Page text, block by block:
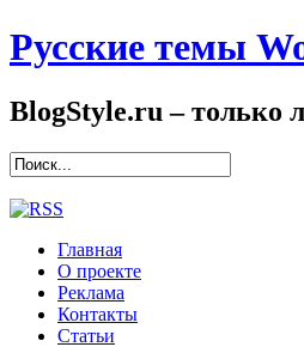
Русские темы
BlogStyle.ru – только
Главная
О проекте
Реклама
Контакты
Статьи